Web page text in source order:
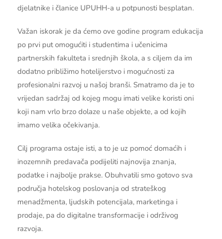
djelatnike i članice UPUHH-a u potpunosti besplatan.
Važan iskorak je da ćemo ove godine program edukacija
po prvi put omogućiti i studentima i učenicima
partnerskih fakulteta i srednjih škola, a s ciljem da im
dodatno približimo hotelijerstvo i mogućnosti za
profesionalni razvoj u našoj branši. Smatramo da je to
vrijedan sadržaj od kojeg mogu imati velike koristi oni
koji nam vrlo brzo dolaze u naše objekte, a od kojih
imamo velika očekivanja.
Cilj programa ostaje isti, a to je uz pomoć domaćih i
inozemnih predavača podijeliti najnovija znanja,
podatke i najbolje prakse. Obuhvatili smo gotovo sva
područja hotelskog poslovanja od strateškog
menadžmenta, ljudskih potencijala, marketinga i
prodaje, pa do digitalne transformacije i održivog
razvoja.